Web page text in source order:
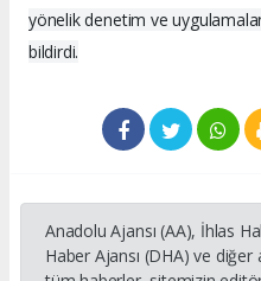
yönelik denetim ve
bildirdi.
Anadolu Ajansı (AA), İhlas
Haber Ajansı (DHA) ve